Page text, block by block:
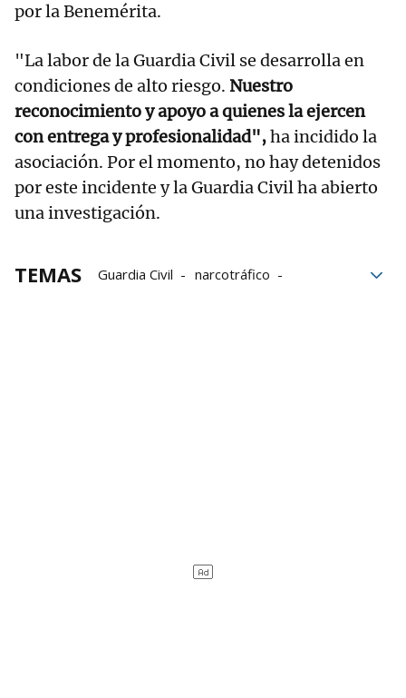
por la Benemérita.
"La labor de la Guardia Civil se desarrolla en
condiciones de alto riesgo. Nuestro
reconocimiento y apoyo a quienes la ejercen
con entrega y profesionalidad",ha incidido la
asociación. Por el momento, no hay detenidos
por este incidente y la Guardia Civil ha abierto
una investigación.
TEMAS Guardia Civil
narcotráfico